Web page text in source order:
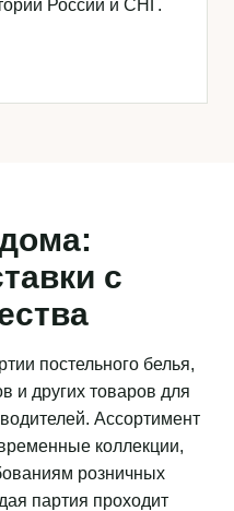
России и СНГ.
с
постельного белья,
и других товаров для
Ассортимент
коллекции,
розничных
партия проходит